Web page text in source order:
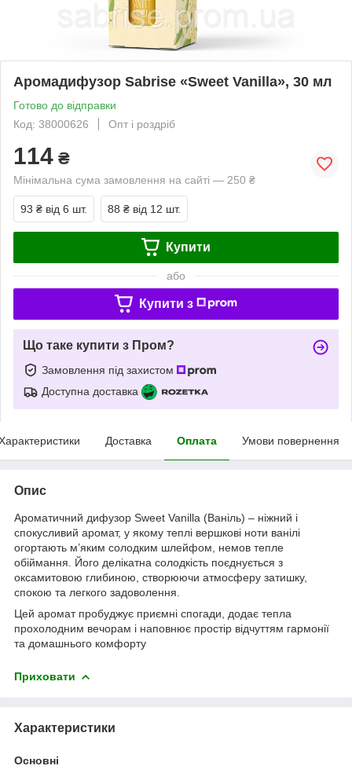
Аромадифузор Sabrise «Sweet Vanilla», 30 мл
Готово до відправки
Код: 38000626
Опт і роздріб
114 ₴
Мінімальна сума замовлення на сайті — 250 ₴
93 ₴ від 6 шт. 88 ₴ від 12 шт.
Купити
або
Купити з
Що таке купити з Пром?
Замовлення під захистом
Доступна доставка
Доставка Оплата Умови повернення
Опис
Ароматичний дифузор Sweet Vanilla (Ваніль) – ніжний і
спокусливий аромат, у якому теплі вершкові ноти ванілі
огортають м’яким солодким шлейфом, немов тепле
обіймання. Його делікатна солодкість поєднується з
оксамитовою глибиною, створюючи атмосферу затишку,
спокою та легкого задоволення.
Цей аромат пробуджує приємні спогади, додає тепла
прохолодним вечорам і наповнює простір відчуттям гармонії
та домашнього комфорту
Приховати
Характеристики
Основні